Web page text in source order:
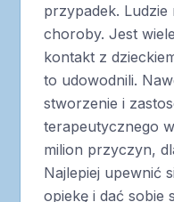
przypadek. Ludzie
choroby. Jest
kontakt z
to udowodnili.
stworzenie i
terapeutycznego
milion przyczyn,
Najlepiej upewnić
opiekę i dać sobie